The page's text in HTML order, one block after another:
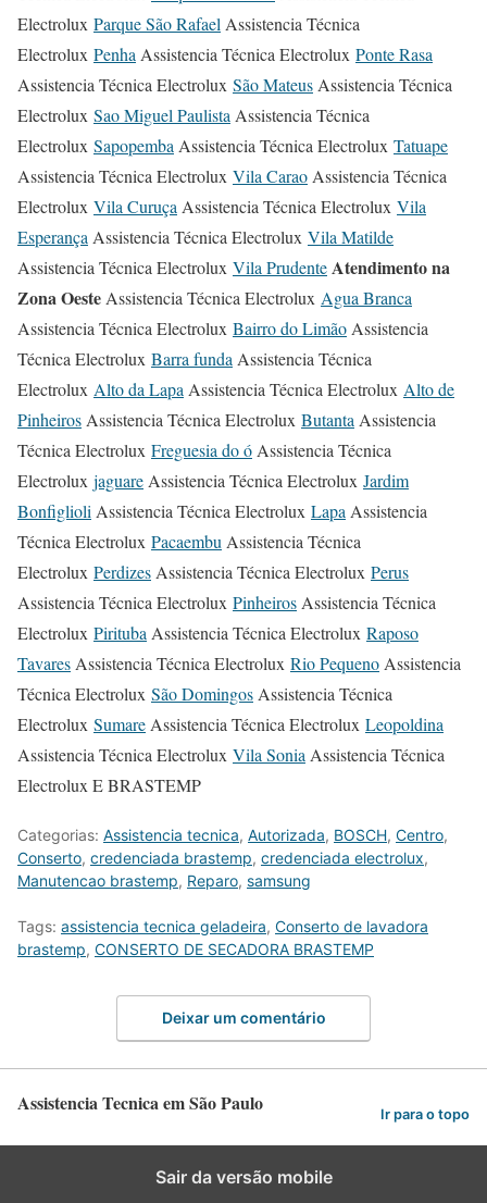
Electrolux Parque São RafaelAssistencia Técnica
Electrolux PenhaAssistencia Técnica Electrolux Ponte Rasa
Assistencia Técnica Electrolux São MateusAssistencia Técnica
Electrolux Sao Miguel PaulistaAssistencia Técnica
Electrolux SapopembaAssistencia Técnica Electrolux Tatuape
Assistencia Técnica Electrolux Vila CaraoAssistencia Técnica
Electrolux Vila CuruçaAssistencia Técnica Electrolux Vila
EsperançaAssistencia Técnica Electrolux Vila Matilde
Assistencia Técnica Electrolux Vila PrudenteAtendimento na
Zona OesteAssistencia Técnica Electrolux Agua Branca
Assistencia Técnica Electrolux Bairro do LimãoAssistencia
Técnica Electrolux Barra fundaAssistencia Técnica
Electrolux Alto da LapaAssistencia Técnica Electrolux Alto de
PinheirosAssistencia Técnica Electrolux ButantaAssistencia
Técnica Electrolux Freguesia do óAssistencia Técnica
Electrolux jaguareAssistencia Técnica Electrolux Jardim
BonfiglioliAssistencia Técnica Electrolux LapaAssistencia
Técnica Electrolux PacaembuAssistencia Técnica
Electrolux PerdizesAssistencia Técnica Electrolux Perus
Assistencia Técnica Electrolux PinheirosAssistencia Técnica
Electrolux PiritubaAssistencia Técnica Electrolux Raposo
TavaresAssistencia Técnica Electrolux Rio PequenoAssistencia
Técnica Electrolux São DomingosAssistencia Técnica
Electrolux SumareAssistencia Técnica Electrolux Leopoldina
Assistencia Técnica Electrolux Vila SoniaAssistencia Técnica
Electrolux E BRASTEMP
Categorias: Assistencia tecnica, Autorizada, BOSCH, Centro,
Conserto, credenciada brastemp, credenciada electrolux,
Manutencao brastemp, Reparo, samsung
Tags: assistencia tecnica geladeira, Conserto de lavadora
brastemp, CONSERTO DE SECADORA BRASTEMP
Deixar um comentário
Assistencia Tecnica em São Paulo Ir para o topo
Sair da versão mobile